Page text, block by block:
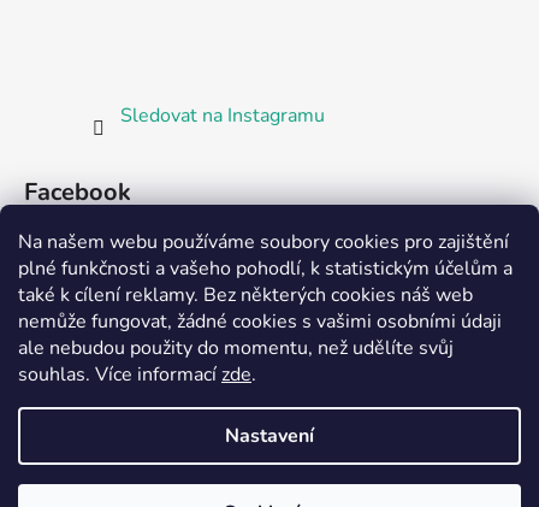
Na našem webu používáme soubory cookies pro zajištění
plné funkčnosti a vašeho pohodlí, k statistickým účelům a
také k cílení reklamy. Bez některých cookies náš web
nemůže fungovat, žádné cookies s vašimi osobními údaji
ale nebudou použity do momentu, než udělíte svůj
souhlas. Více informacízde.
Nastavení
Sledovat na Instagramu
Facebook
Partnerská prodejna Barefoot Plzeň
Vytvořil Shoptet